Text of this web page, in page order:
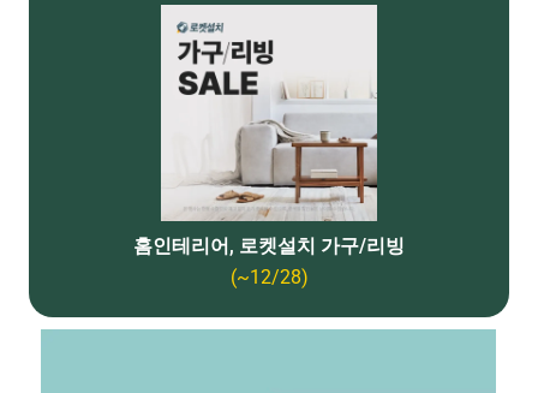
홈인테리어, 로켓설치 가구/리빙
(~12/28)